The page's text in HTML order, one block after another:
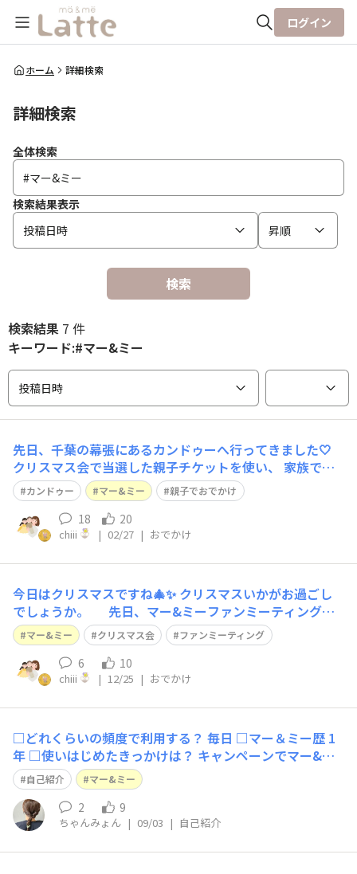
全体検索
ログイン
ホーム 詳細検索
詳細検索
全体検索
検索結果表示
投稿日時
昇順
検索
検索結果 7 件
キーワード:#マー&ミー
投稿日時
先日、千葉の幕張にあるカンドゥーへ行ってきました🤍
クリスマス会で当選した親子チケットを使い、 家族でカ
ンドゥーへ行ってきました✨ 初めてのカンドゥーに子ど
もたちは行く前からワクワクしていました！ 事前に何を
やるか子どもたちと相談してからいき、 やりたいものを
順番に予約して体験しました。 空いて
カンドゥー マー&ミー 親子でおでかけ
18 20
chiii | 02/27 | おでかけ
今日はクリスマスですね🎄✨ クリスマスいかがお過ごし
でしょうか。 先日、マー&ミーファンミーティングの
クリスマス会に娘たちと一緒に参加させていただきまし
た。お部屋に入ると、マー&ミーのアイテムがたくさん並
んでいました。コラボ商品など気になっていたアイテムな
ども並んでいてまじまじと
マー&ミー クリスマス会 ファンミーティング
6 10
chiii | 12/25 | おでかけ
□どれくらいの頻度で利用する？ 毎日 □マー＆ミー歴 1
年 □使いはじめたきっかけは？ キャンペーンでマー&ミ
ーのボディクリームを頂いて □マー＆ミーのここが好
き！ 子供と一緒に使える所👶🏻 □仲間のみなさんに一言
よろしくお願いします💖
自己紹介 マー&ミー
2 9
ちゃんみょん | 09/03 | 自己紹介